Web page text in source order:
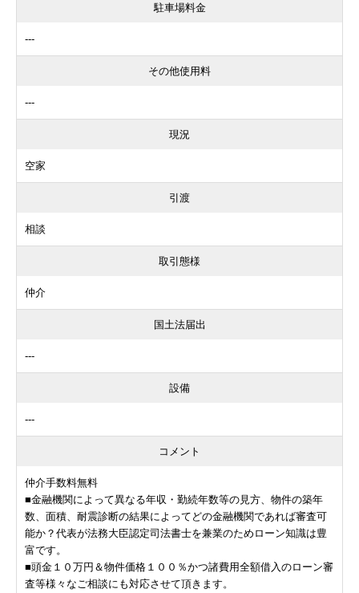
駐車場料金
---
その他使用料
---
現況
空家
引渡
相談
取引態様
仲介
国土法届出
---
設備
---
コメント
仲介手数料無料
■金融機関によって異なる年収・勤続年数等の見方、物件の築年
数、面積、耐震診断の結果によってどの金融機関であれば審査可
能か？代表が法務大臣認定司法書士を兼業のためローン知識は豊
富です。
■頭金１０万円＆物件価格１００％かつ諸費用全額借入のローン審
査等様々なご相談にも対応させて頂きます。